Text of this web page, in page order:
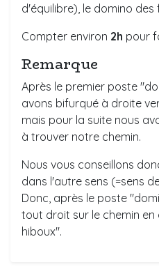
d'équilibre), le domino des
Compter environ 2h pour
Remarque
Après le premier poste
avons bifurqué à droite
mais pour la suite nous
à trouver notre chemin.
Nous vous conseillons
dans l'autre sens (=sens
Donc, après le poste
tout droit sur le chemin
hiboux".